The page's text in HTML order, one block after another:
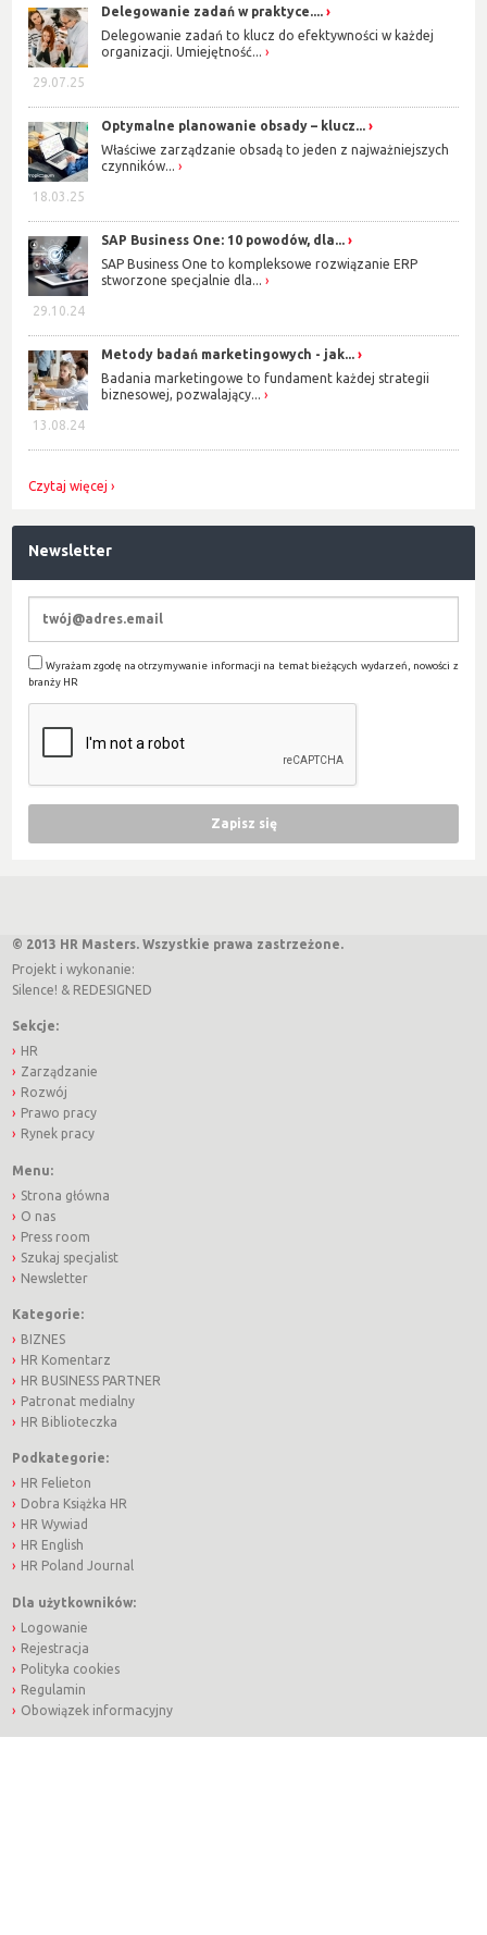
29.07.25
Delegowanie zadań w praktyce....
Delegowanie zadań to klucz do efektywności w każdej
organizacji. Umiejętność...
18.03.25
Optymalne planowanie obsady – klucz...
Właściwe zarządzanie obsadą to jeden z najważniejszych
czynników...
29.10.24
SAP Business One: 10 powodów, dla...
SAP Business One to kompleksowe rozwiązanie ERP
stworzone specjalnie dla...
13.08.24
Metody badań marketingowych - jak...
Badania marketingowe to fundament każdej strategii
biznesowej, pozwalający...
Czytaj więcej
Newsletter
Wyrażam zgodę na otrzymywanie informacji na temat bieżących wydarzeń, nowości z
branży HR
© 2013 HR Masters. Wszystkie prawa zastrzeżone.
Projekt i wykonanie:
Silence! & REDESIGNED
Sekcje:
HR
Zarządzanie
Rozwój
Prawo pracy
Rynek pracy
Menu:
Strona główna
O nas
Press room
Szukaj specjalist
Newsletter
Kategorie:
BIZNES
HR Komentarz
HR BUSINESS PARTNER
Patronat medialny
HR Biblioteczka
Podkategorie:
HR Felieton
Dobra Książka HR
HR Wywiad
HR English
HR Poland Journal
Dla użytkowników:
Logowanie
Rejestracja
Polityka cookies
Regulamin
Obowiązek informacyjny